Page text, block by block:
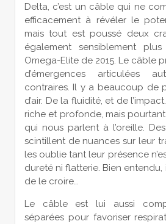
Delta, c’est un câble qui ne
efficacement à révéler le
mais tout est poussé deux
également sensiblement
Omega-Elite de 2015. Le câble
d’émergences articulées
contraires. Il y a beaucoup de
d’air. De la fluidité, et de
riche et profonde, mais
qui nous parlent à l’oreille.
scintillent de nuances sur leur
les oublie tant leur présence
dureté ni flatterie. Bien entendu,
de le croire…
Le câble est lui aussi
séparées pour favoriser